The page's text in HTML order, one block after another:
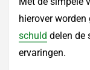
hierover worden
schuld delen de
ervaringen.